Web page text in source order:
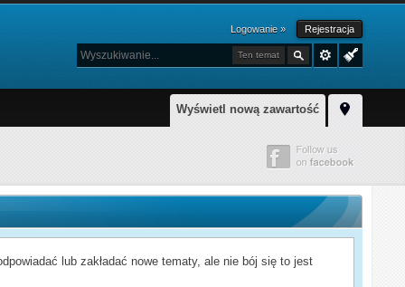
Logowanie » Rejestracja
Ten temat
Wyświetl nową zawartość
lub zakładać nowe tematy, ale nie bój się to jest